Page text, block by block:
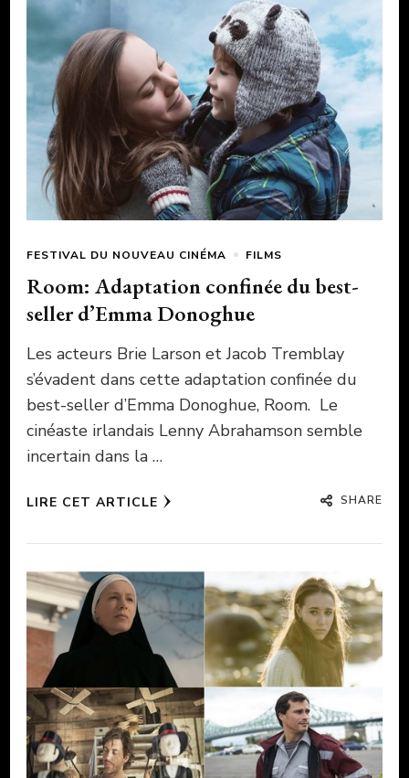
FESTIVAL DU NOUVEAU CINÉMA FILMS
Room: Adaptation confinée du best-
seller d’Emma Donoghue
Les acteurs Brie Larson et Jacob Tremblay
s’évadent dans cette adaptation confinée du
best-seller d’Emma Donoghue, Room. Le
cinéaste irlandais Lenny Abrahamson semble
incertain dans la …
LIRE CET ARTICLE SHARE